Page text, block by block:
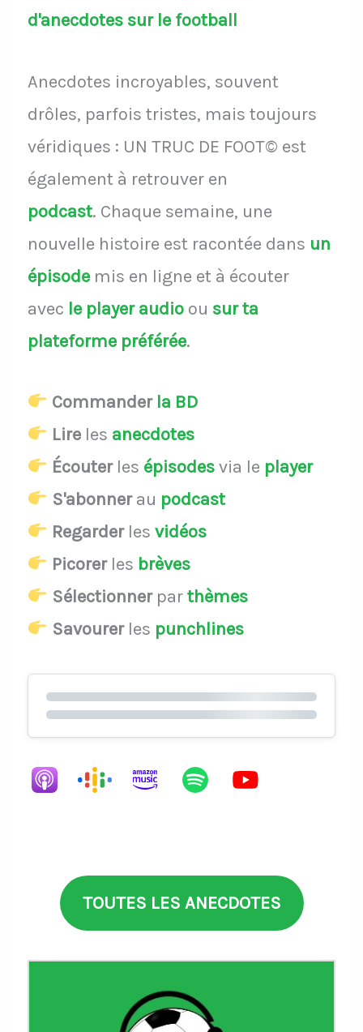
d'anecdotes sur le football
Anecdotes incroyables, souvent
drôles, parfois tristes, mais toujours
véridiques : UN TRUC DE FOOT© est
également à retrouver en
podcast. Chaque semaine, une
nouvelle histoire est racontée dans un
épisodemis en ligne et à écouter
avec le player audio ou sur ta
plateforme préférée.
Commander la BD
Lireles anecdotes
Écouterles épisodesvia le player
S'abonnerau podcast
Regarderles vidéos
Picorerles brèves
Sélectionnerparthèmes
Savourerles punchlines
TOUTES LES ANECDOTES